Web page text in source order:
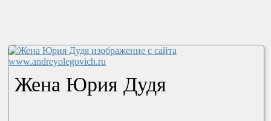
Жена Юрия Дудя